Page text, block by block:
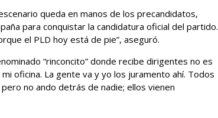
queda en manos de los precandidatos,
para conquistar la candidatura oficial del partido.
el PLD hoy está de pie”, aseguró.
“rinconcito” donde recibe dirigentes no es
oficina. La gente va y yo los juramento ahí. Todos
no ando detrás de nadie; ellos vienen